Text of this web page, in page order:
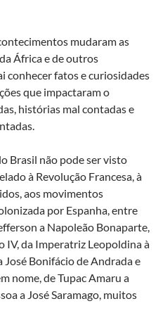
mudaram as
África e de outros
conhecer fatos e curiosidades
que impactaram o
histórias mal contadas e
Brasil não pode ser visto
à Revolução Francesa, à
aos movimentos
por Espanha, entre
a Napoleão Bonaparte,
IV, da Imperatriz Leopoldina à
Bonifácio de Andrada e
nome, de Tupac Amaru a
a José Saramago, muitos